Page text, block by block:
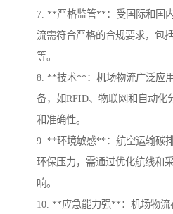
7. **严格监管**：受国际和国
流需符合严格的合规要求，包
等。
8. **技术**：机场物流广泛应
备，如RFID、物联网和自动化
和准确性。
9. **环境敏感**：航空运输碳
环保压力，需通过优化航线和
响。
10. **应急能力强**：机场物